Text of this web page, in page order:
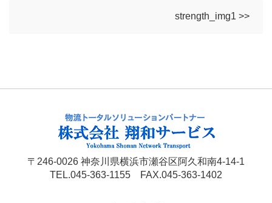
strength_img1 >>
〒246-0026 神奈川県横浜市瀬谷区阿久和南4-14-1
TEL.045-363-1155 FAX.045-363-1402